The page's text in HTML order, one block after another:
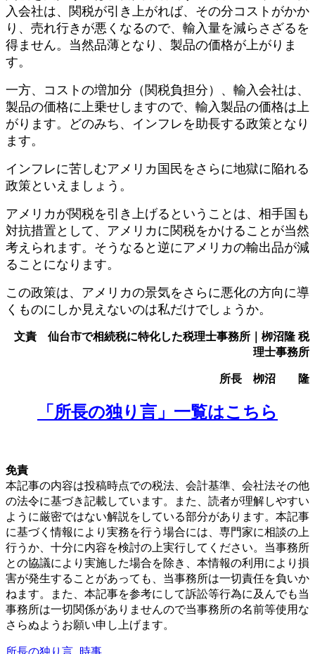
入会社は、関税が引き上がれば、その分コストがかか
り、売れ行きが悪くなるので、輸入量を減らさざるを
得ません。当然品薄となり、製品の価格が上がりま
す。
一方、コストの増加分（関税負担分）、輸入会社は、
製品の価格に上乗せしますので、輸入製品の価格は上
がります。どのみち、インフレを助長する政策となり
ます。
インフレに苦しむアメリカ国民をさらに地獄に陥れる
政策といえましょう。
アメリカが関税を引き上げるということは、相手国も
対抗措置として、アメリカに関税をかけることが当然
考えられます。そうなると逆にアメリカの輸出品が減
ることになります。
この政策は、アメリカの景気をさらに悪化の方向に導
くものにしか見えないのは私だけでしょうか。
文責 仙台市で相続税に特化した税理士事務所｜栁沼隆 税
理士事務所
所長 栁沼 隆
「所長の独り言」一覧はこちら
免責
本記事の内容は投稿時点での税法、会計基準、会社法その他
の法令に基づき記載しています。また、読者が理解しやすい
ように厳密ではない解説をしている部分があります。本記事
に基づく情報により実務を行う場合には、専門家に相談の上
行うか、十分に内容を検討の上実行してください。当事務所
との協議により実施した場合を除き、本情報の利用により損
害が発生することがあっても、当事務所は一切責任を負いか
ねます。また、本記事を参考にして訴訟等行為に及んでも当
事務所は一切関係がありませんので当事務所の名前等使用な
さらぬようお願い申し上げます。
所長の独り言 時事